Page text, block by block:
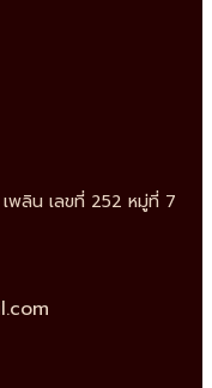
เพลิน เลขที่ 252 หมู่ที่ 7